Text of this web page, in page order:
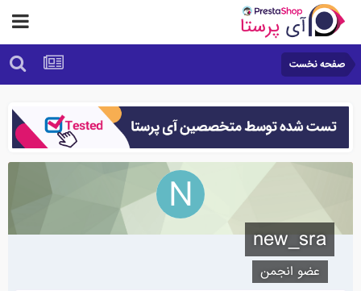
صفحه نخست
new_sra
عضو انجمن